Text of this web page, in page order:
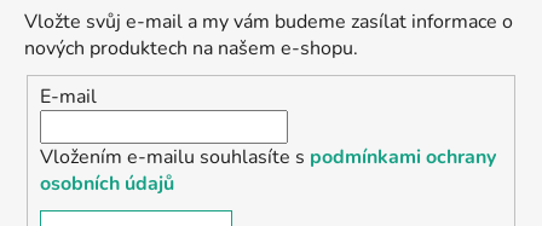
Vložte svůj e-mail a my vám budeme zasílat informace o
nových produktech na našem e-shopu.
E-mail
Vložením e-mailu souhlasíte s podmínkami ochrany
osobních údajů